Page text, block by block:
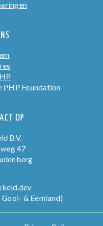
PHP Foundation
OP
B.V.
47
& Eemland)